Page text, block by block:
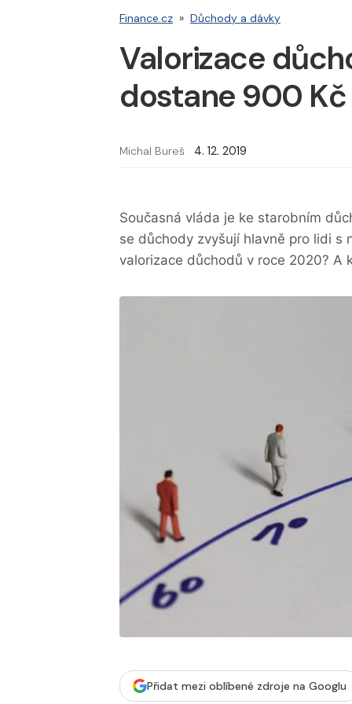
Finance.cz » Důchody a dávky
Valorizace
dostane 900
Michal Bureš 4. 12. 2019
Současná vláda je ke starobním
se důchody zvyšují hlavně pro lidi s
valorizace důchodů v roce 2020? A
Přidat mezi oblíbené zdroje na Googlu